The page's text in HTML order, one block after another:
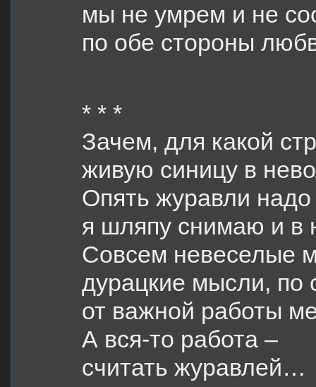
мы не умрем и не
по обе стороны
* * *
Зачем, для какой
живую синицу в
Опять журавли
я шляпу снимаю и в
Совсем невеселые
дурацкие мысли, по
от важной работы
А вся-то работа –
считать журавлей…